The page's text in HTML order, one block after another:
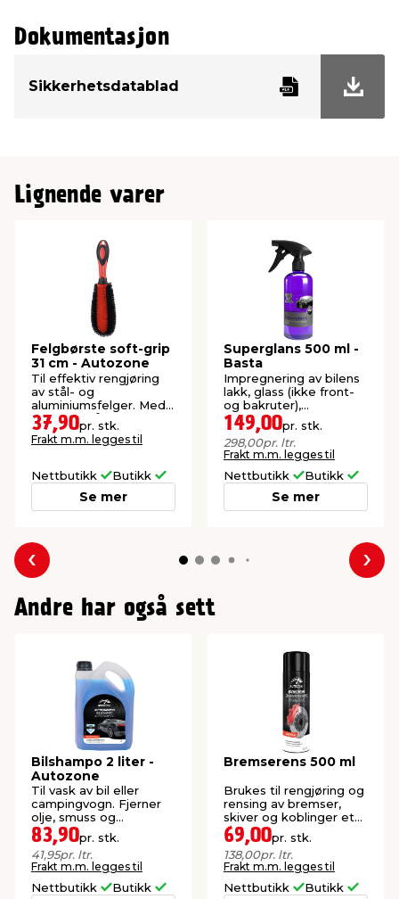
Dokumentasjon
Sikkerhetsdatablad
Lignende varer
Felgbørste soft-grip
31 cm - Autozone
Til effektiv rengjøring
av stål- og
aluminiumsfelger. Med
soft grip-håndtak.
37,90pr. stk.
Frakt m.m. legges til
Nettbutikk Butikk
Se mer
Superglans 500 ml -
Basta
Impregnering av bilens
lakk, glass (ikke front-
og bakruter),
frontlykter, støtfangere
og lignende.
149,00pr. stk.
298,00pr. ltr.
Frakt m.m. legges til
Nettbutikk Butikk
Se mer
Forrige
Andre har også sett
Bilshampo 2 liter -
Autozone
Til vask av bil eller
campingvogn. Fjerner
olje, smuss og
trafikkfilm
83,90pr. stk.
41,95pr. ltr.
Frakt m.m. legges til
Nettbutikk Butikk
Bremserens 500 ml
Brukes til rengjøring og
rensing av bremser,
skiver og koblinger etc.
Motvirker ulyder fra
bremsene.
69,00pr. stk.
138,00pr. ltr.
Frakt m.m. legges til
Nettbutikk Butikk